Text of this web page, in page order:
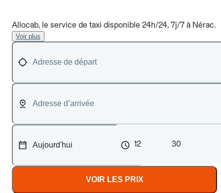
Allocab, le service de taxi disponible 24h/24, 7j/7 à Nérac.
Voir plus
12 30
VOIR LES PRIX